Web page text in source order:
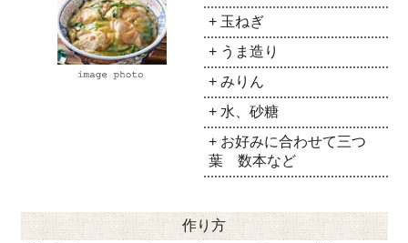
+ 玉ねぎ
+ うま造り
+ みりん
+ 水、砂糖
+ お好みに合わせて三つ
葉 数本など
作り方